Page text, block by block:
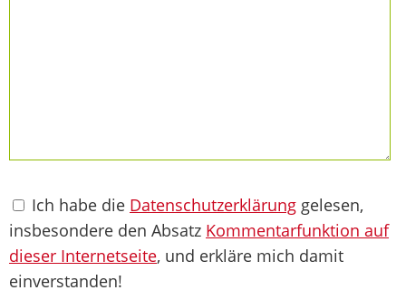
Ich habe die Datenschutzerklärung gelesen,
insbesondere den Absatz Kommentarfunktion auf
dieser Internetseite, und erkläre mich damit
einverstanden!